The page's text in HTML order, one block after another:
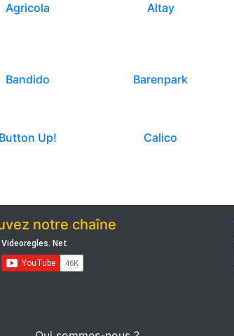
Agricola Altay
Bandido Barenpark
Button Up! Calico
notre chaîne